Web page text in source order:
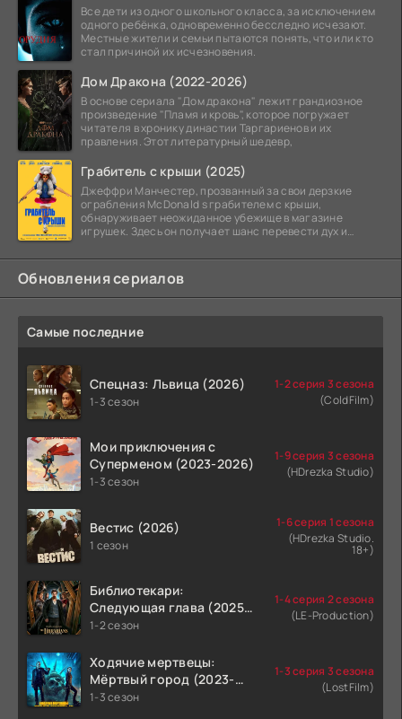
Все дети из одного школьного класса, за исключением
одного ребёнка, одновременно бесследно исчезают.
Местные жители и семьи пытаются понять, что или кто
стал причиной их исчезновения.
Дом Дракона (2022-2026)
В основе сериала "Дом дракона" лежит грандиозное
произведение "Пламя и кровь", которое погружает
читателя в хронику династии Таргариенов и их
правления. Этот литературный шедевр,
Грабитель с крыши (2025)
Джеффри Манчестер, прозванный за свои дерзкие
ограбления McDonald s грабителем с крыши,
обнаруживает неожиданное убежище в магазине
игрушек. Здесь он получает шанс перевести дух и
Обновления сериалов
Самые последние
Спецназ: Львица (2026)
1-3 сезон
1-2 серия 3 сезона
(ColdFilm)
Мои приключения с
Суперменом (2023-2026)
1-3 сезон
1-9 серия 3 сезона
(HDrezka Studio)
Вестис (2026)
1 сезон
1-6 серия 1 сезона
(HDrezka Studio.
18+)
Библиотекари:
Следующая глава (2025-
2026)
1-2 сезон
1-4 серия 2 сезона
(LE-Production)
Ходячие мертвецы:
Мёртвый город (2023-
2026)
1-3 сезон
1-3 серия 3 сезона
(LostFilm)